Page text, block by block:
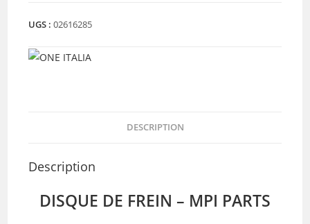
AR
(43251-
UGS :02616285
DESCRIPTION
Description
DISQUE DE FREIN – MPI PARTS